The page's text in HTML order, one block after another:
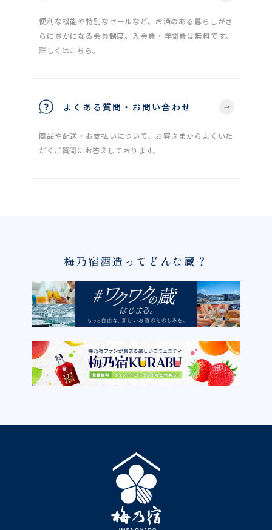
便利な機能や特別なセールなど、お酒のある暮らしがさ
らに豊かになる会員制度。入会費・年間費は無料です。
詳しくはこちら。
よくある質問・お問い合わせ
商品や配送・お支払いについて、お客さまからよくいた
だくご質問にお答えしております。
梅乃宿酒造ってどんな蔵？